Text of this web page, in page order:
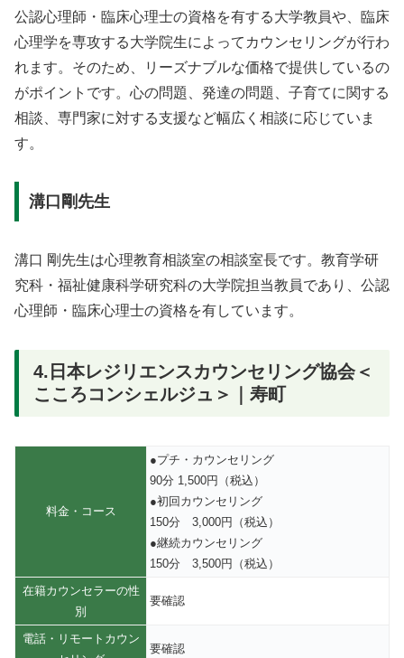
公認心理師・臨床心理士の資格を有する大学教員や、臨床
心理学を専攻する大学院生によってカウンセリングが行わ
れます。そのため、リーズナブルな価格で提供しているの
がポイントです。心の問題、発達の問題、子育てに関する
相談、専門家に対する支援など幅広く相談に応じていま
す。
溝口剛先生
溝口 剛先生は心理教育相談室の相談室長です。教育学研
究科・福祉健康科学研究科の大学院担当教員であり、公認
心理師・臨床心理士の資格を有しています。
4.日本レジリエンスカウンセリング協会＜
こころコンシェルジュ＞｜寿町
料金・コース
●プチ・カウンセリング
90分 1,500円（税込）
●初回カウンセリング
150分 3,000円（税込）
●継続カウンセリング
150分 3,500円（税込）
在籍カウンセラーの性
別
要確認
電話・リモートカウン
要確認